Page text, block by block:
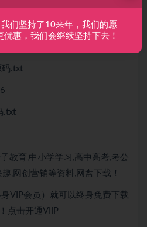
码.txt
.txt
教育,中小学学习,高中高考,考公
,网创营销等资料,网盘下载！
VIP会员）就可以 终身免费下载
点击开通VIIP
们坚持了10来年，我们的愿
惠，我们会继续坚持下去！